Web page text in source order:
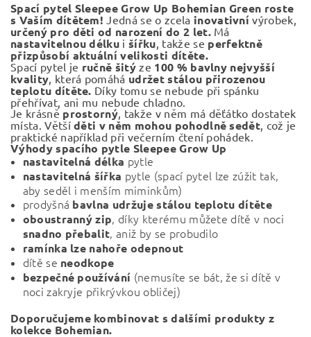
Spací pytel Sleepee Grow Up Bohemian Green roste
s Vaším dítětem!Jedná se o zcela inovativní výrobek,
určený pro děti od narození do 2 let.Má
nastavitelnou délku išířku, takže se perfektně
přizpůsobí aktuální velikosti dítěte.
Spací pytel je ručně šitý ze 100 % bavlny nejvyšší
kvality, která pomáhá udržet stálou přirozenou
teplotu dítěte. Díky tomu se nebude při spánku
přehřívat, ani mu nebude chladno.
Je krásně prostorný, takže v něm má děťátko dostatek
místa. Většíděti v něm mohou pohodlně sedět, což je
praktické například při večerním čtení pohádek.
Výhody spacího pytle Sleepee Grow Up
nastavitelná délka pytle
nastavitelná šířka pytle (spací pytel lze zúžit tak,
aby seděl i menším miminkům)
prodyšná bavlna udržuje stálou teplotu dítěte
oboustranný zip, díky kterému můžete dítě v noci
snadno přebalit, aniž by se probudilo
ramínka lze nahoře odepnout
dítě se neodkope
bezpečné používání (nemusíte se bát, že si dítě v
noci zakryje přikrývkou obličej)
Doporučujeme kombinovat s dalšími produkty z
kolekce Bohemian.